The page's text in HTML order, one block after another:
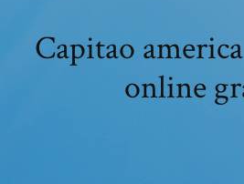
Capitao
online